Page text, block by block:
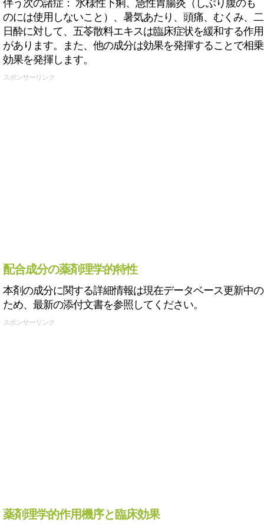
伴う次の諸症： 水様性下痢、急性胃腸炎（しぶり腹のも
のには使用しないこと）、暑気あたり、頭痛、むくみ、二
日酔に対して、五苓散料エキスは臨床症状を緩和する作用
があります。また、他の成分は効果を発揮することで相乗
効果を発揮します。
スポンサーリンク
配合成分の薬剤理学的特性
本剤の成分に関する詳細情報は現在データベース更新中の
ため、最新の添付文書を参照してください。
スポンサーリンク
薬剤理学的作用機序と臨床効果